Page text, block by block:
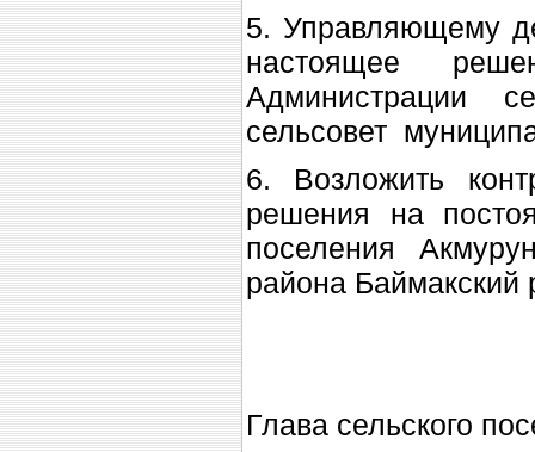
5. Управляющему
настоящее
Администрации
сельсовет
6. Возложить
решения на
поселения
района Баймакский
Глава сельского